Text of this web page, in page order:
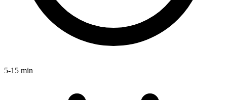
5-15 min